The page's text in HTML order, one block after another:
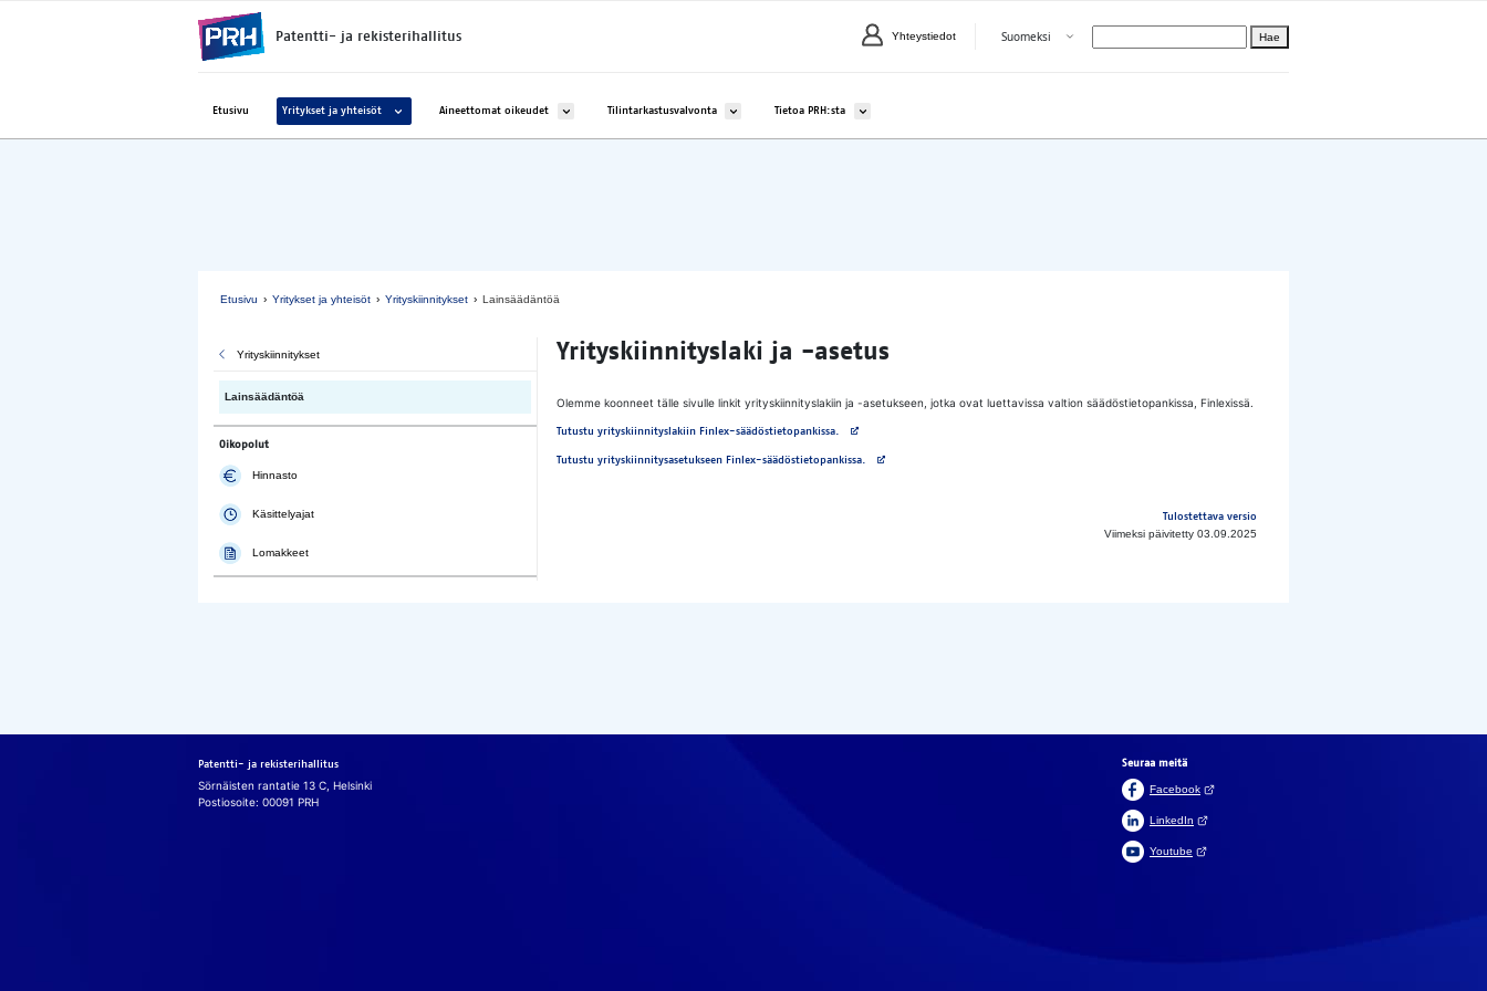
Patentti- ja rekisterihallitus Yhteystiedot Valitse kieli
Suomeksi Avaa valikko Hae
Etusivu Yritykset ja yhteisöt Avaa alavalikko kohteelle Yritykset ja yhteisöt
Aineettomat oikeudet Avaa alavalikko kohteelle Aineettomat oikeudet
Tilintarkastusvalvonta Avaa alavalikko kohteelle Tilintarkastusvalvonta
Tietoa PRH:sta Avaa alavalikko kohteelle Tietoa PRH:sta
Etusivu Yritykset ja yhteisöt Yrityskiinnitykset Lainsäädäntöä
Yri­tys­kiin­ni­tys­la­ki ja -ase­tus
Olemme koonneet tälle sivulle linkit yrityskiinnityslakiin ja -asetukseen, jotka ovat luettavissa valtion säädöstietopankissa, Finlexissä.
Tutustu yrityskiinnityslakiin Finlex-säädöstietopankissa. Avautuu uuteen välilehteen
Tutustu yrityskiinnitysasetukseen Finlex-säädöstietopankissa. Avautuu uuteen välilehteen
Tulostettava versio
Viimeksi päivitetty 03.09.2025
Yrityskiinnitykset
Lainsäädäntöä
Oikopolut
Hinnasto
Käsittelyajat
Lomakkeet
Patentti- ja rekisterihallitus
Sörnäisten rantatie 13 C, Helsinki
Postiosoite: 00091 PRH
Seuraa meitä
Facebook(Avautuu uuteen välilehteen)
LinkedIn (Avautuu uuteen välilehteen)
Youtube (Avautuu uuteen välilehteen)